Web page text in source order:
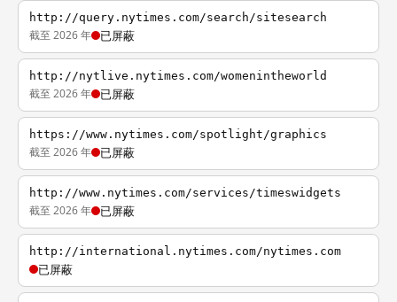
http://query.nytimes.com/search/sitesearch
截至 2026 年 已屏蔽
http://nytlive.nytimes.com/womenintheworld
截至 2026 年 已屏蔽
https://www.nytimes.com/spotlight/graphics
截至 2026 年 已屏蔽
http://www.nytimes.com/services/timeswidgets
截至 2026 年 已屏蔽
http://international.nytimes.com/nytimes.com
已屏蔽